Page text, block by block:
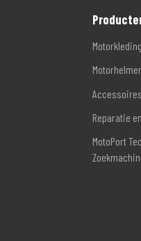
Motorkleding
Accessoires
Reparatie
MotoPort